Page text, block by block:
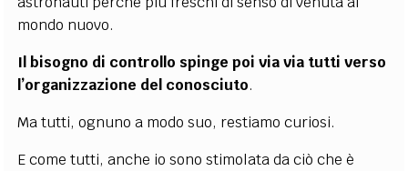
mondo nuovo.
Il bisogno di controllo spinge poi via via tutti verso
l’organizzazione del conosciuto.
Ma tutti, ognuno a modo suo, restiamo curiosi.
E come tutti, anche io sono stimolata da ciò che è